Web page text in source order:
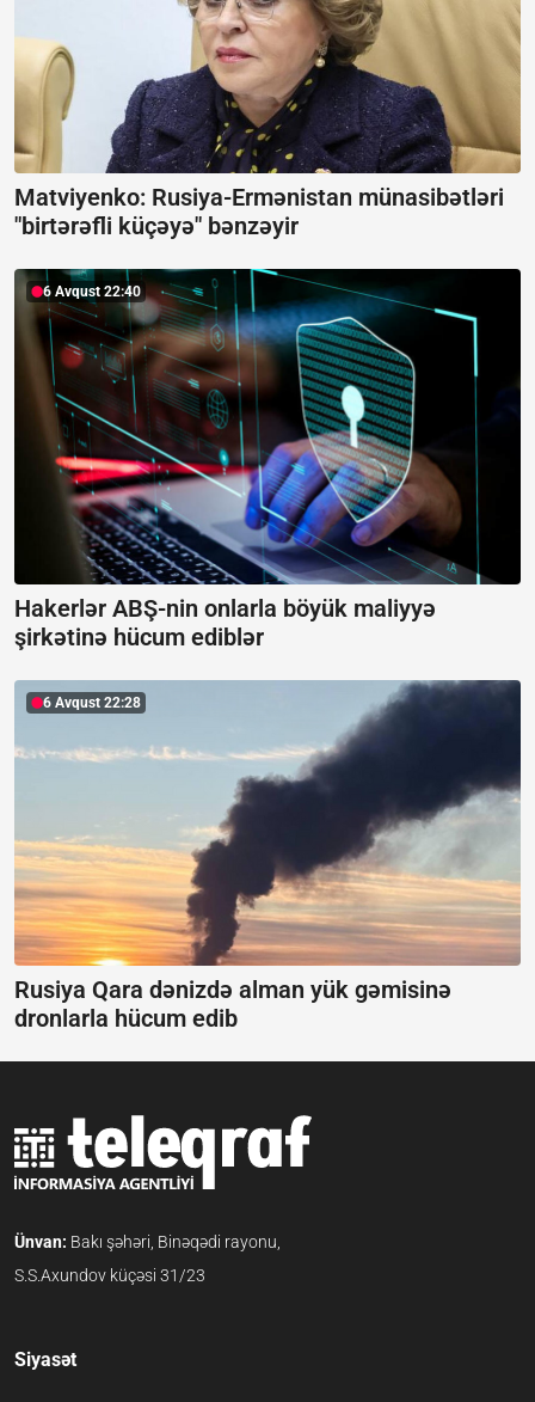
Matviyenko: Rusiya-Ermənistan münasibətləri
"birtərəfli küçəyə" bənzəyir
6 Avqust 22:40
Hakerlər ABŞ-nin onlarla böyük maliyyə
şirkətinə hücum ediblər
6 Avqust 22:28
Rusiya Qara dənizdə alman yük gəmisinə
dronlarla hücum edib
Ünvan: Bakı şəhəri, Binəqədi rayonu,
S.S.Axundov küçəsi 31/23
Siyasət